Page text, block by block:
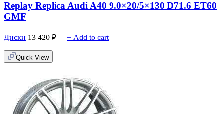
Replay Replica Audi A40 9.0×20/5×130 D71.6 ET60
GMF
Диски 13 420 ₽ + Add to cart
Quick View